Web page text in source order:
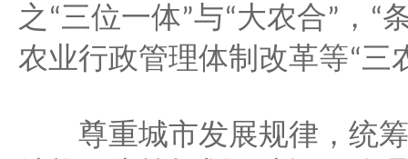
之 “三位一体”与“大农合” ， “
农业行政管理体制改革等“三
尊重城市发展规律，统筹